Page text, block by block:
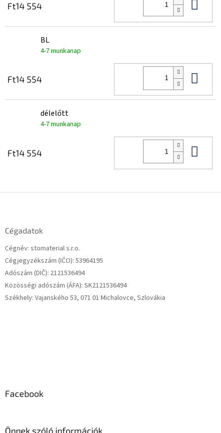
Ft14 554
BL
4-7 munkanap
Ft14 554
délelőtt
4-7 munkanap
Ft14 554
Cégadatok
Cégnév: stomaterial s.r.o.
Cégjegyzékszám (IČO): 53964195
Adószám (DIČ): 2121536494
Közösségi adószám (ÁFA): SK2121536494
Székhely: Vajanského 53, 071 01 Michalovce, Szlovákia
Facebook
Önnek szóló információk